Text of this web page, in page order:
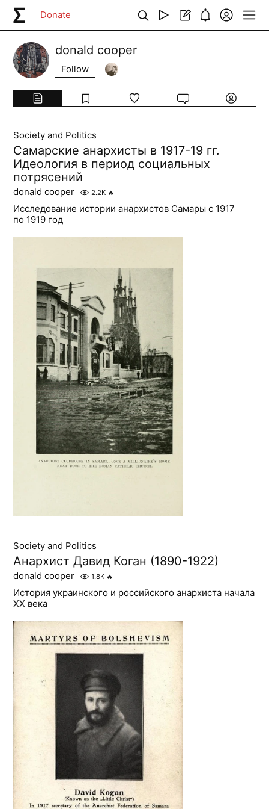
Donate
donald cooper
Follow
Society and Politics
Самарские анархисты в 1917-19 гг.
Идеология в период социальных
потрясений
donald cooper 2.2K 🔥
Исследование истории анархистов Самары с 1917
по 1919 год
Society and Politics
Анархист Давид Коган (1890-1922)
donald cooper 1.8K 🔥
История украинского и российского анархиста начала
XX века